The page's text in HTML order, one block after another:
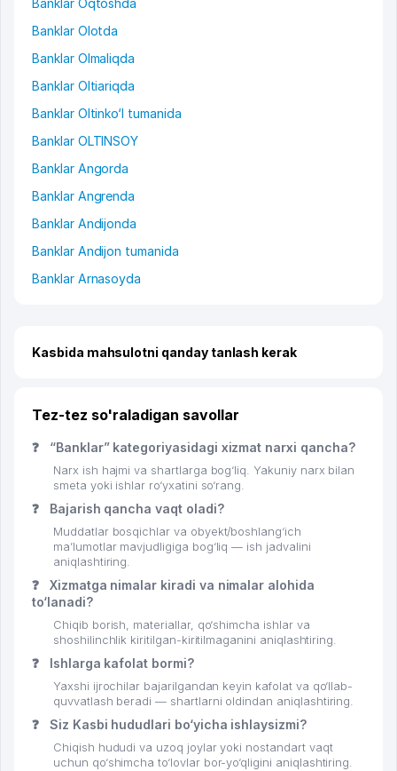
Banklar Oqtoshda
Banklar Olotda
Banklar Olmaliqda
Banklar Oltiariqda
Banklar Oltinko‘l tumanida
Banklar OLTINSOY
Banklar Angorda
Banklar Angrenda
Banklar Andijonda
Banklar Andijon tumanida
Banklar Arnasoyda
Kasbida mahsulotni qanday tanlash kerak
Tez-tez so'raladigan savollar
❓ “Banklar” kategoriyasidagi xizmat narxi qancha?
Narx ish hajmi va shartlarga bog‘liq. Yakuniy narx bilan
smeta yoki ishlar ro‘yxatini so‘rang.
❓ Bajarish qancha vaqt oladi?
Muddatlar bosqichlar va obyekt/boshlang‘ich
ma’lumotlar mavjudligiga bog‘liq — ish jadvalini
aniqlashtiring.
❓
Xizmatga nimalar kiradi va nimalar alohida
to‘lanadi?
Chiqib borish, materiallar, qo‘shimcha ishlar va
shoshilinchlik kiritilgan-kiritilmaganini aniqlashtiring.
❓ Ishlarga kafolat bormi?
Yaxshi ijrochilar bajarilgandan keyin kafolat va qo‘llab-
quvvatlash beradi — shartlarni oldindan aniqlashtiring.
❓ Siz Kasbi hududlari bo‘yicha ishlaysizmi?
Chiqish hududi va uzoq joylar yoki nostandart vaqt
uchun qo‘shimcha to‘lovlar bor-yo‘qligini aniqlashtiring.